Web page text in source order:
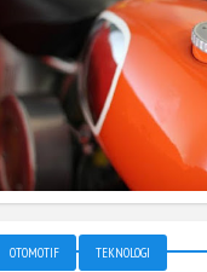
OTOMOTIF TEKNOLOGI